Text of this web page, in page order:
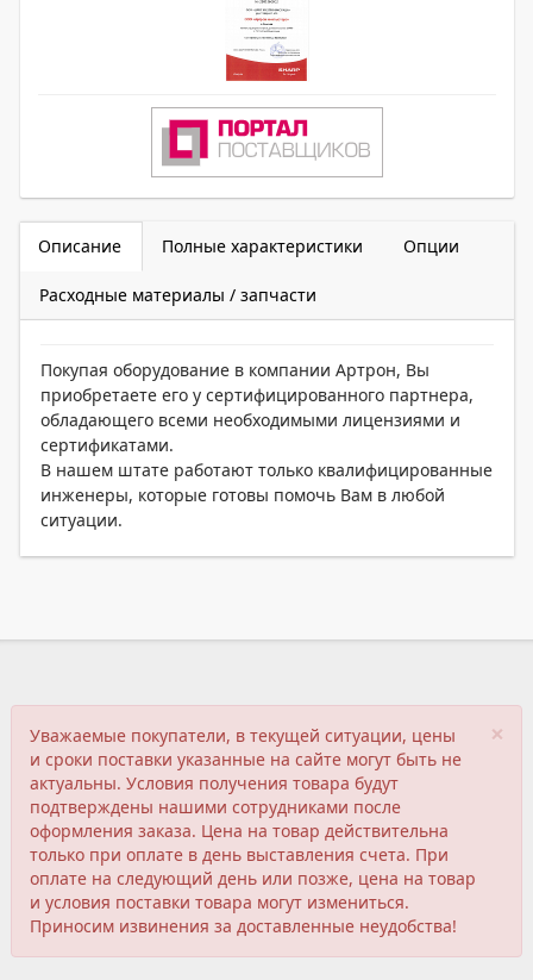
Описание Полные характеристики Опции
Расходные материалы / запчасти
Покупая оборудование в компании Артрон, Вы
приобретаете его у сертифицированного партнера,
обладающего всеми необходимыми лицензиями и
сертификатами.
В нашем штате работают только квалифицированные
инженеры, которые готовы помочь Вам в любой
ситуации.
×
Уважаемые покупатели, в текущей ситуации, цены
и сроки поставки указанные на сайте могут быть не
актуальны. Условия получения товара будут
подтверждены нашими сотрудниками после
оформления заказа. Цена на товар действительна
только при оплате в день выставления счета. При
оплате на следующий день или позже, цена на товар
и условия поставки товара могут измениться.
Приносим извинения за доставленные неудобства!